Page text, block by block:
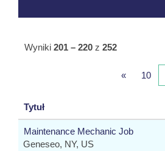
Wyniki 201 – 220 z 252
« 10
Tytuł
Maintenance Mechanic Job
Geneseo, NY, US